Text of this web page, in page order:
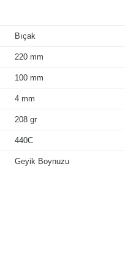
Bıçak
220 mm
100 mm
4 mm
208 gr
440C
Geyik Boynuzu